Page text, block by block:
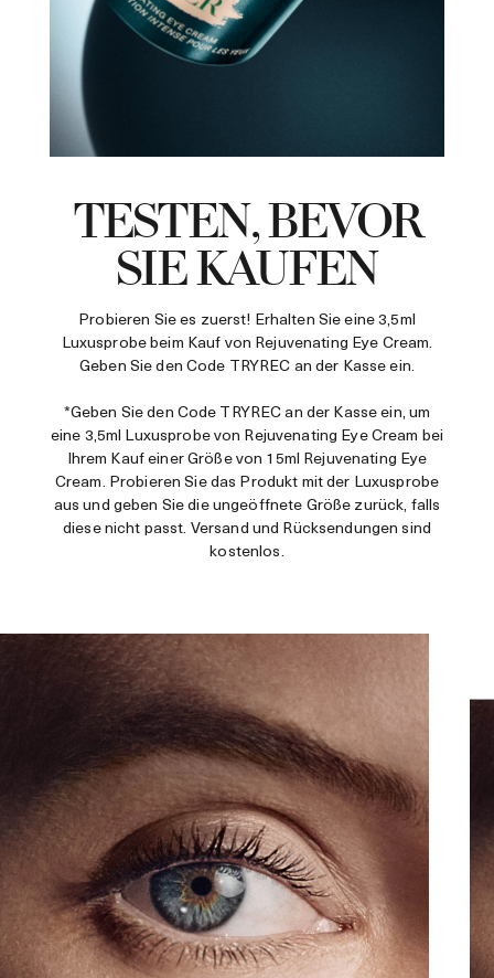
TESTEN, BEVOR
SIE KAUFEN
Probieren Sie es zuerst! Erhalten Sie eine 3,5ml
Luxusprobe beim Kauf von Rejuvenating Eye Cream.
Geben Sie den Code TRYREC an der Kasse ein.
*Geben Sie den Code TRYREC an der Kasse ein, um
eine 3,5ml Luxusprobe von Rejuvenating Eye Cream bei
Ihrem Kauf einer Größe von 15ml Rejuvenating Eye
Cream. Probieren Sie das Produkt mit der Luxusprobe
aus und geben Sie die ungeöffnete Größe zurück, falls
diese nicht passt. Versand und Rücksendungen sind
kostenlos.